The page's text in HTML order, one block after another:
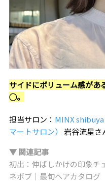
サイドにボリューム感があ
◯。
担当サロン： MINX
マートサロン）
岩谷流星さ
▼ 関連記事
初出：伸ばしかけの印象チ
ネボブ｜最旬ヘアカタログ